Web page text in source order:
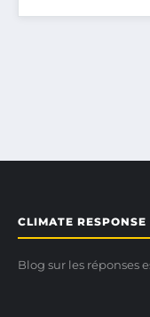
CLIMATE RESPONSE
Blog sur les réponses